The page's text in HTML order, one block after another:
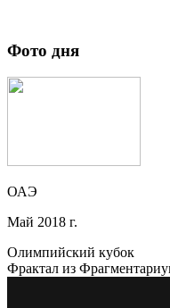
Фото дня
ОАЭ
Май 2018 г.
Олимпийский кубок
Фрактал из